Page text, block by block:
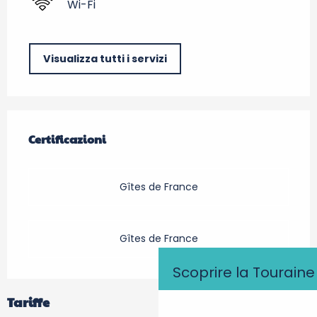
Scoprire la Touraine
Wi-Fi
Visualizza tutti i servizi
Certificazioni
Certificazioni
Gîtes de France
Gîtes de France
Tariffe